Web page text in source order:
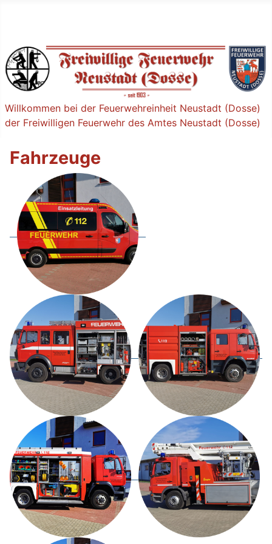
Willkommen bei der Feuerwehreinheit Neustadt (Dosse)
der Freiwilligen Feuerwehr des Amtes Neustadt (Dosse)
Fahrzeuge